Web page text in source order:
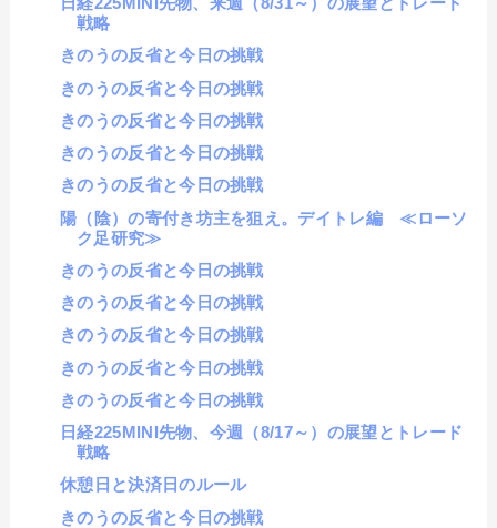
戦略
きのうの反省と今日の挑戦
きのうの反省と今日の挑戦
きのうの反省と今日の挑戦
きのうの反省と今日の挑戦
きのうの反省と今日の挑戦
陽（陰）の寄付き坊主を狙え。デイトレ編 ≪ローソ
ク足研究≫
きのうの反省と今日の挑戦
きのうの反省と今日の挑戦
きのうの反省と今日の挑戦
きのうの反省と今日の挑戦
きのうの反省と今日の挑戦
日経225MINI先物、今週（8/17～）の展望とトレード
戦略
休憩日と決済日のルール
きのうの反省と今日の挑戦